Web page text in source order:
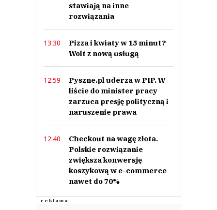
stawiają na inne
rozwiązania
13:30
Pizza i kwiaty w 15 minut?
Wolt z nową usługą
12:59
Pyszne.pl uderza w PIP. W
liście do minister pracy
zarzuca presję polityczną i
naruszenie prawa
12:40
Checkout na wagę złota.
Polskie rozwiązanie
zwiększa konwersję
koszykową w e-commerce
nawet do 70%